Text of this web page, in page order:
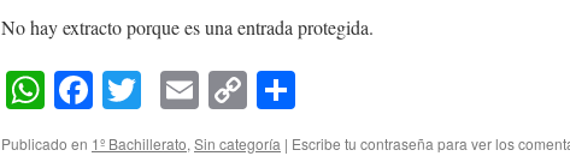
No hay extracto porque es una entrada protegida.
WhatsApp
Facebook
TwitterEmail
Copy
Link
Publicado en 1º Bachillerato,Sin categoría | Escribe tu contraseña para ver los